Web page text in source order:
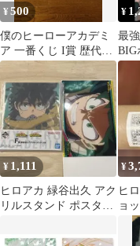
¥500
僕のヒーローアカデミ
ア 一番くじ I賞 歴代ビ
ジュアルクリアポスタ
ー
¥
最
BIG
¥ 1,111
ヒロアカ 緑谷出久 アク
リルスタンド ポスター
¥
ヒ
ョ
ス